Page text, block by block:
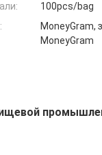
100pcs/bag
MoneyGram,
MoneyGram